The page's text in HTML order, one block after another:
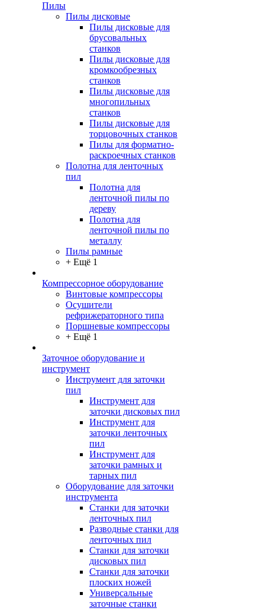
Пилы
Пилы дисковые
Пилы дисковые для
брусовальных
станков
Пилы дисковые для
кромкообрезных
станков
Пилы дисковые для
многопильных
станков
Пилы дисковые для
торцовочных станков
Пилы для форматно-
раскроечных станков
Полотна для ленточных
пил
Полотна для
ленточной пилы по
дереву
Полотна для
ленточной пилы по
металлу
Пилы рамные
+ Ещё 1
Компрессорное оборудование
Винтовые компрессоры
Осушители
рефрижераторного типа
Поршневые компрессоры
+ Ещё 1
Заточное оборудование и
инструмент
Инструмент для заточки
пил
Инструмент для
заточки дисковых пил
Инструмент для
заточки ленточных
пил
Инструмент для
заточки рамных и
тарных пил
Оборудование для заточки
инструмента
Станки для заточки
ленточных пил
Разводные станки для
ленточных пил
Станки для заточки
дисковых пил
Станки для заточки
плоских ножей
Универсальные
заточные станки